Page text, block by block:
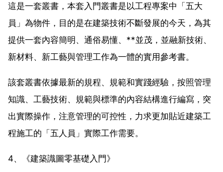
這是一套叢書，本套入門叢書是以工程專案中「五大
員」為物件，目的是在建築技術不斷發展的今天，為其
提供一套內容簡明、通俗易懂、**並茂，並融新技術、
新材料、新工藝與管理工作為一體的實用參考書。
該套叢書依據最新的規程、規範和實踐經驗，按照管理
知識、工藝技術、規範與標準的內容結構進行編寫，突
出實際操作，注意管理的可控性，力求更加貼近建築工
程施工的「五人員」實際工作需要。
4、《建築識圖零基礎入門》